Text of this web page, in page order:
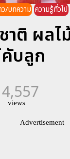
ว/บทความ ความรู้ทั่วไป
าติ ผลไ
คับลูก
views
Advertisement